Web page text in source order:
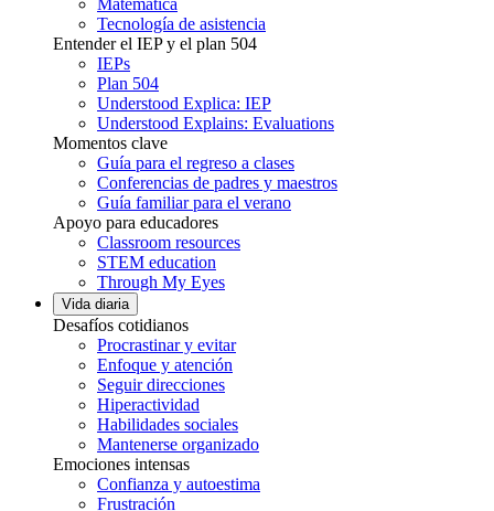
Matemática
Tecnología de asistencia
Entender el IEP y el plan 504
IEPs
Plan 504
Understood Explica: IEP
Understood Explains: Evaluations
Momentos clave
Guía para el regreso a clases
Conferencias de padres y maestros
Guía familiar para el verano
Apoyo para educadores
Classroom resources
STEM education
Through My Eyes
Vida diaria
Desafíos cotidianos
Procrastinar y evitar
Enfoque y atención
Seguir direcciones
Hiperactividad
Habilidades sociales
Mantenerse organizado
Emociones intensas
Confianza y autoestima
Frustración